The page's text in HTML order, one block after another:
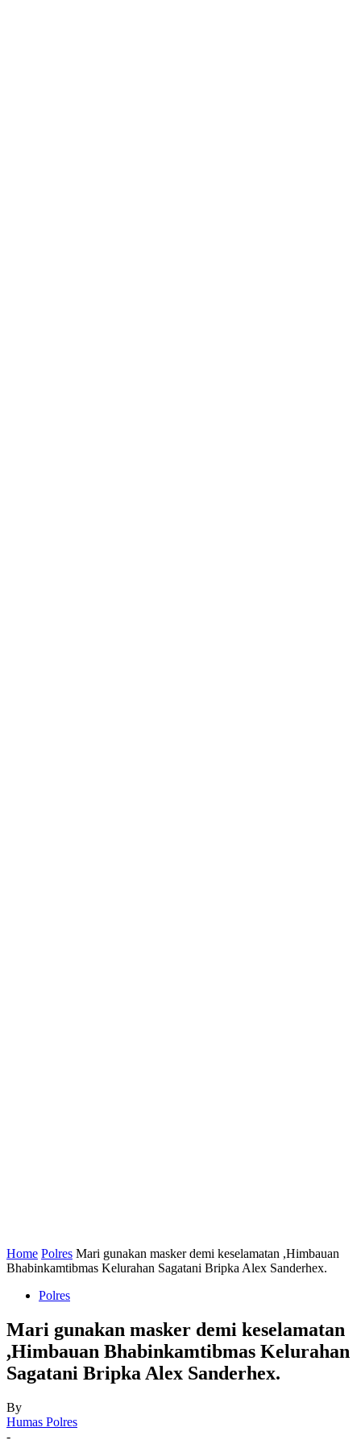
Home Polres Mari gunakan masker demi keselamatan ,Himbauan
Bhabinkamtibmas Kelurahan Sagatani Bripka Alex Sanderhex.
Polres
Mari gunakan masker demi keselamatan
,Himbauan Bhabinkamtibmas Kelurahan
Sagatani Bripka Alex Sanderhex.
By
Humas Polres
-